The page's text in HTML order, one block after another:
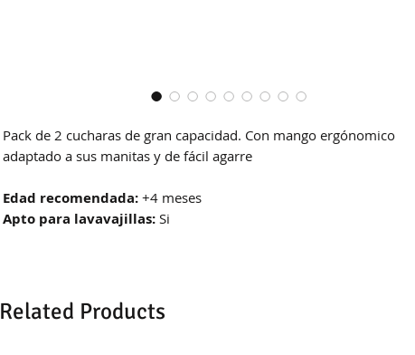
Pack de 2 cucharas de gran capacidad. Con mango ergónomico
adaptado a sus manitas y de fácil agarre
Edad recomendada: +4 meses
Apto para lavavajillas: Si
Related Products